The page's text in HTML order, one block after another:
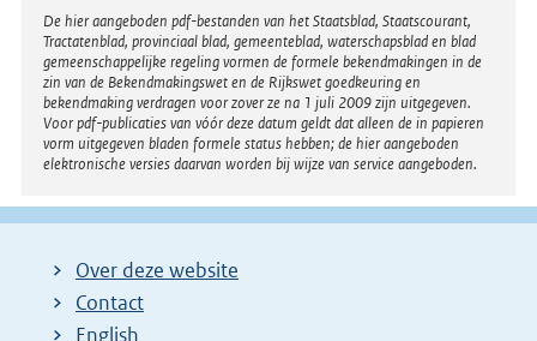
r
n
e
l
i
n
k
Disclaimer
De hier aangeboden pdf-bestanden van het Staatsblad, Staatscourant,
Tractatenblad, provinciaal blad, gemeenteblad, waterschapsblad en blad
gemeenschappelijke regeling vormen de formele bekendmakingen in de
zin van de Bekendmakingswet en de Rijkswet goedkeuring en
bekendmaking verdragen voor zover ze na 1 juli 2009 zijn uitgegeven.
Voor pdf-publicaties van vóór deze datum geldt dat alleen de in papieren
vorm uitgegeven bladen formele status hebben; de hier aangeboden
elektronische versies daarvan worden bij wijze van service aangeboden.
Over deze website
Contact
English